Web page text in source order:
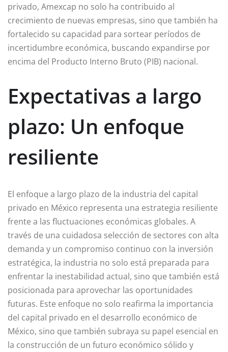
privado, Amexcap no solo ha contribuido al
crecimiento de nuevas empresas, sino que también ha
fortalecido su capacidad para sortear períodos de
incertidumbre económica, buscando expandirse por
encima del Producto Interno Bruto (PIB) nacional.
Expectativas a largo
plazo: Un enfoque
resiliente
El enfoque a largo plazo de la industria del capital
privado en México representa una estrategia resiliente
frente a las fluctuaciones económicas globales. A
través de una cuidadosa selección de sectores con alta
demanda y un compromiso continuo con la inversión
estratégica, la industria no solo está preparada para
enfrentar la inestabilidad actual, sino que también está
posicionada para aprovechar las oportunidades
futuras. Este enfoque no solo reafirma la importancia
del capital privado en el desarrollo económico de
México, sino que también subraya su papel esencial en
la construcción de un futuro económico sólido y